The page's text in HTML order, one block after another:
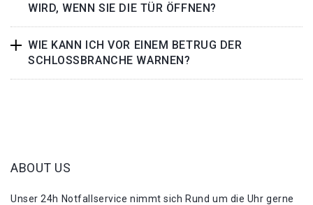
WIRD, WENN SIE DIE TÜR ÖFFNEN?
WIE KANN ICH VOR EINEM BETRUG DER
SCHLOSSBRANCHE WARNEN?
ABOUT US
Unser 24h Notfallservice nimmt sich Rund um die Uhr gerne